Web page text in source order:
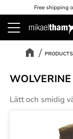
Menu
Free shipping
PRODUCTS
Lätt och smidig